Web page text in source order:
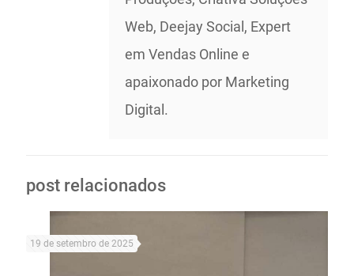
Web, Deejay Social, Expert
em Vendas Online e
apaixonado por Marketing
Digital.
post relacionados
19 de setembro de 2025